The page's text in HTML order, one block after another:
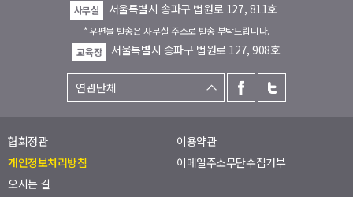
사무실 서울특별시 송파구 법원로 127, 811호
* 우편물 발송은 사무실 주소로 발송 부탁드립니다.
교육장
서울특별시 송파구 법원로 127, 908호
협회정관
이용약관
개인정보처리방침
이메일주소무단수집거부
오시는 길